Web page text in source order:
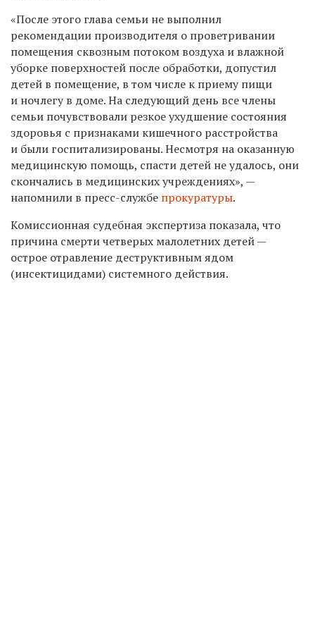
«После этого глава семьи не выполнил
рекомендации производителя о проветривании
помещения сквозным потоком воздуха и влажной
уборке поверхностей после обработки, допустил
детей в помещение, в том числе к приему пищи
и ночлегу в доме. На следующий день все члены
семьи почувствовали резкое ухудшение состояния
здоровья с признаками кишечного расстройства
и были госпитализированы. Несмотря на оказанную
медицинскую помощь, спасти детей не удалось, они
скончались в медицинских учреждениях», —
напомнили в пресс-службе прокуратуры.
Комиссионная судебная экспертиза показала, что
причина смерти четверых малолетних детей —
острое отравление деструктивным ядом
(инсектицидами) системного действия.